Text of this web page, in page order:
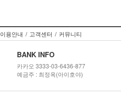
이용안내 / 고객센터 / 커뮤니티
BANK INFO
카카오 3333-03-6436-877
예금주 : 최정옥(아이호야)